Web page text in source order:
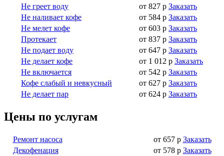
Не греет воду
от 827 р Заказать
Не наливает кофе
от 584 р Заказать
Не мелет кофе
от 603 р Заказать
Протекает
от 837 р Заказать
Не подает воду
от 647 р Заказать
Не делает кофе
от 1 012 р Заказать
Не включается
от 542 р Заказать
Кофе слабый и невкусный
от 627 р Заказать
Не делает пар
от 624 р Заказать
Цены по услугам
Ремонт насоса от 657 р Заказать
Декофенация
от 578 р Заказать